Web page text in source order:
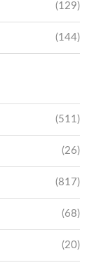
(129)
(144)
(511)
(26)
(817)
(68)
(20)